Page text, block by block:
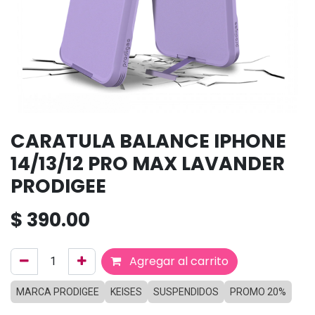
CARATULA BALANCE IPHONE
14/13/12 PRO MAX LAVANDER
PRODIGEE
$ 390.00
Agregar al carrito
MARCA PRODIGEE KEISES SUSPENDIDOS PROMO 20%